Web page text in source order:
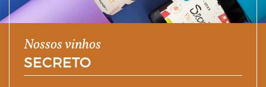
Nossos vinhos
SECRETO